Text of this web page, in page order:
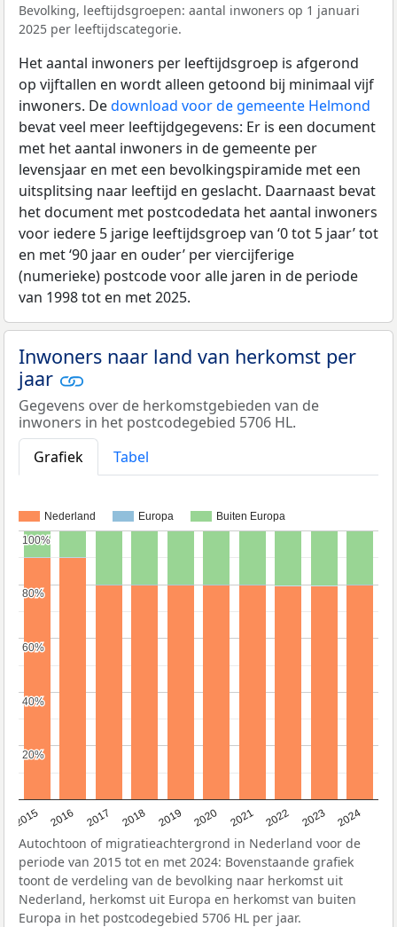
Bevolking, leeftijdsgroepen: aantal inwoners op 1 januari
2025 per leeftijdscategorie.
Het aantal inwoners per leeftijdsgroep is afgerond
op vijftallen en wordt alleen getoond bij minimaal vijf
inwoners. Dedownload voor de gemeente Helmond
bevat veel meer leeftijdgegevens: Er is een document
met het aantal inwoners in de gemeente per
levensjaar en met een bevolkingspiramide met een
uitsplitsing naar leeftijd en geslacht. Daarnaast bevat
het document met postcodedata het aantal inwoners
voor iedere 5 jarige leeftijdsgroep van ‘0 tot 5 jaar’ tot
en met ‘90 jaar en ouder’ per viercijferige
(numerieke) postcode voor alle jaren in de periode
van 1998 tot en met 2025.
Inwoners naar land van herkomst per
jaar
Gegevens over de herkomstgebieden van de
inwoners in het postcodegebied 5706 HL.
Grafiek
Tabel
Nederland Europa Buiten Europa
2015 2016 2017 2018 2019 2020 2021 2022 2023 2024
20%
20%
40%
40%
60%
60%
80%
80%
100%
100%
Autochtoon of migratieachtergrond in Nederland voor de
periode van 2015 tot en met 2024: Bovenstaande grafiek
toont de verdeling van de bevolking naar herkomst uit
Nederland, herkomst uit Europa en herkomst van buiten
Europa in het postcodegebied 5706 HL per jaar.